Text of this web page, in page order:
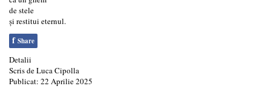
de stele
şi restitui eternul.
f Share
Detalii
Scris deLuca Cipolla
Publicat: 22 Aprilie 2025